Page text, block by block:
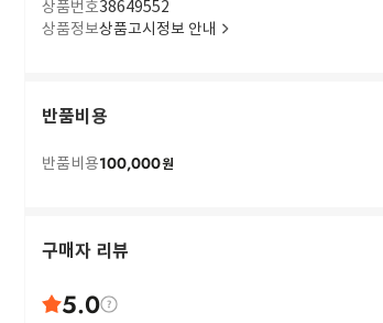
상품번호38649552
상품정보상품고시정보 안내
반품비용
반품비용100,000원
구매자 리뷰
5.0